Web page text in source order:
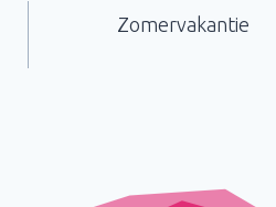
Zomervakantie